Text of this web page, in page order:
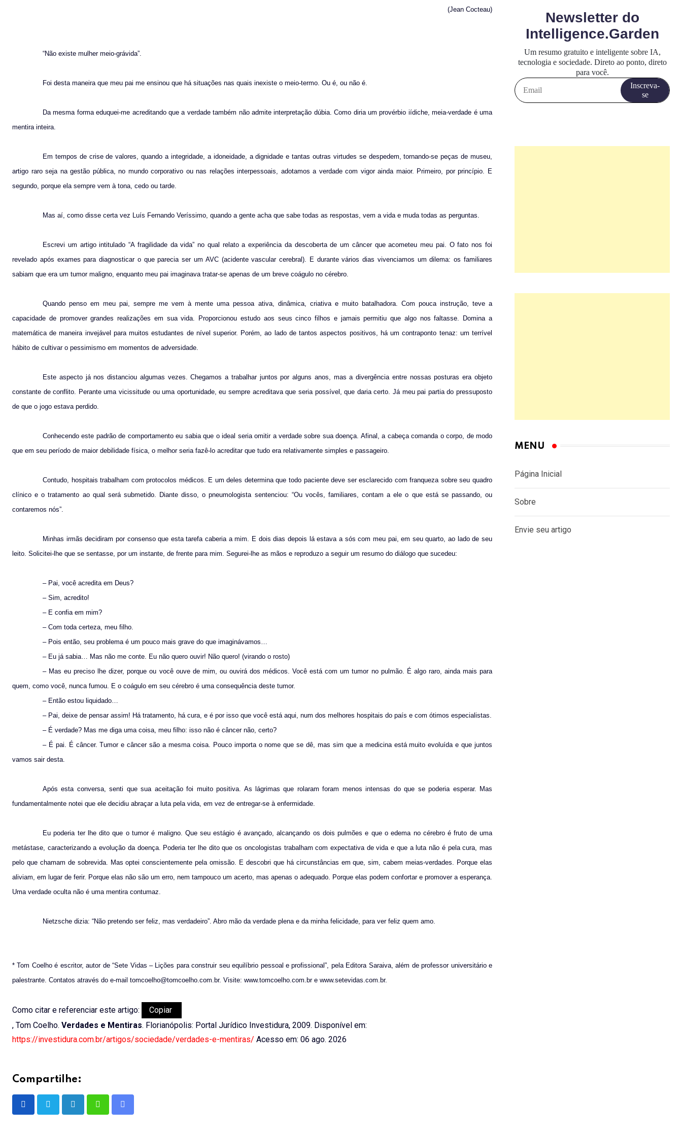
(Jean Cocteau)
“Não existe mulher meio-grávida”.
Foi desta maneira que meu pai me ensinou que há situações nas quais inexiste o meio-termo. Ou é, ou não é.
Da mesma forma eduquei-me acreditando que a verdade também não admite interpretação dúbia. Como diria um provérbio iídiche, meia-verdade é uma
mentira inteira.
Em tempos de crise de valores, quando a integridade, a idoneidade, a dignidade e tantas outras virtudes se despedem, tornando-se peças de museu,
artigo raro seja na gestão pública, no mundo corporativo ou nas relações interpessoais, adotamos a verdade com vigor ainda maior. Primeiro, por princípio. E
segundo, porque ela sempre vem à tona, cedo ou tarde.
Mas aí, como disse certa vez Luís Fernando Veríssimo, quando a gente acha que sabe todas as respostas, vem a vida e muda todas as perguntas.
Escrevi um artigo intitulado “A fragilidade da vida” no qual relato a experiência da descoberta de um câncer que acometeu meu pai. O fato nos foi
revelado após exames para diagnosticar o que parecia ser um AVC (acidente vascular cerebral). E durante vários dias vivenciamos um dilema: os familiares
sabiam que era um tumor maligno, enquanto meu pai imaginava tratar-se apenas de um breve coágulo no cérebro.
Quando penso em meu pai, sempre me vem à mente uma pessoa ativa, dinâmica, criativa e muito batalhadora. Com pouca instrução, teve a
capacidade de promover grandes realizações em sua vida. Proporcionou estudo aos seus cinco filhos e jamais permitiu que algo nos faltasse. Domina a
matemática de maneira invejável para muitos estudantes de nível superior. Porém, ao lado de tantos aspectos positivos, há um contraponto tenaz: um terrível
hábito de cultivar o pessimismo em momentos de adversidade.
Este aspecto já nos distanciou algumas vezes. Chegamos a trabalhar juntos por alguns anos, mas a divergência entre nossas posturas era objeto
constante de conflito. Perante uma vicissitude ou uma oportunidade, eu sempre acreditava que seria possível, que daria certo. Já meu pai partia do pressuposto
de que o jogo estava perdido.
Conhecendo este padrão de comportamento eu sabia que o ideal seria omitir a verdade sobre sua doença. Afinal, a cabeça comanda o corpo, de modo
que em seu período de maior debilidade física, o melhor seria fazê-lo acreditar que tudo era relativamente simples e passageiro.
Contudo, hospitais trabalham com protocolos médicos. E um deles determina que todo paciente deve ser esclarecido com franqueza sobre seu quadro
clínico e o tratamento ao qual será submetido. Diante disso, o pneumologista sentenciou: “Ou vocês, familiares, contam a ele o que está se passando, ou
contaremos nós”.
Minhas irmãs decidiram por consenso que esta tarefa caberia a mim. E dois dias depois lá estava a sós com meu pai, em seu quarto, ao lado de seu
leito. Solicitei-lhe que se sentasse, por um instante, de frente para mim. Segurei-lhe as mãos e reproduzo a seguir um resumo do diálogo que sucedeu:
– Pai, você acredita em Deus?
– Sim, acredito!
– E confia em mim?
– Com toda certeza, meu filho.
– Pois então, seu problema é um pouco mais grave do que imaginávamos…
– Eu já sabia… Mas não me conte. Eu não quero ouvir! Não quero! (virando o rosto)
– Mas eu preciso lhe dizer, porque ou você ouve de mim, ou ouvirá dos médicos. Você está com um tumor no pulmão. É algo raro, ainda mais para
quem, como você, nunca fumou. E o coágulo em seu cérebro é uma consequência deste tumor.
– Então estou liquidado…
– Pai, deixe de pensar assim! Há tratamento, há cura, e é por isso que você está aqui, num dos melhores hospitais do país e com ótimos especialistas.
– É verdade? Mas me diga uma coisa, meu filho: isso não é câncer não, certo?
– É pai. É câncer. Tumor e câncer são a mesma coisa. Pouco importa o nome que se dê, mas sim que a medicina está muito evoluída e que juntos
vamos sair desta.
Após esta conversa, senti que sua aceitação foi muito positiva. As lágrimas que rolaram foram menos intensas do que se poderia esperar. Mas
fundamentalmente notei que ele decidiu abraçar a luta pela vida, em vez de entregar-se à enfermidade.
Eu poderia ter lhe dito que o tumor é maligno. Que seu estágio é avançado, alcançando os dois pulmões e que o edema no cérebro é fruto de uma
metástase, caracterizando a evolução da doença. Poderia ter lhe dito que os oncologistas trabalham com expectativa de vida e que a luta não é pela cura, mas
pelo que chamam de sobrevida. Mas optei conscientemente pela omissão. E descobri que há circunstâncias em que, sim, cabem meias-verdades. Porque elas
aliviam, em lugar de ferir. Porque elas não são um erro, nem tampouco um acerto, mas apenas o adequado. Porque elas podem confortar e promover a esperança.
Uma verdade oculta não é uma mentira contumaz.
Nietzsche dizia: “Não pretendo ser feliz, mas verdadeiro”. Abro mão da verdade plena e da minha felicidade, para ver feliz quem amo.
* Tom Coelho é escritor, autor de “Sete Vidas – Lições para construir seu equilíbrio pessoal e profissional”, pela Editora Saraiva, além de professor universitário e
palestrante. Contatos através do e-mail tomcoelho@tomcoelho.com.br. Visite: www.tomcoelho.com.br e www.setevidas.com.br.
Como citar e referenciar este artigo:
Copiar
, Tom Coelho. Verdades e Mentiras. Florianópolis: Portal Jurídico Investidura, 2009. Disponível em:
https://investidura.com.br/artigos/sociedade/verdades-e-mentiras/ Acesso em: 06 ago. 2026
Compartilhe:
LinkedInWhatsappShare